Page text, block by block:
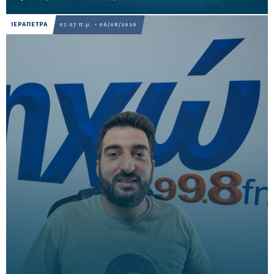
ΙΕΡΑΠΕΤΡΑ 07:07 π.μ. - 06/08/2026